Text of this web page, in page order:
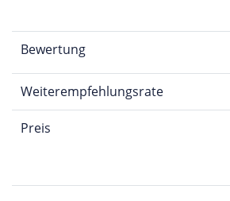
Bewertung
Weiterempfehlungsrate
Preis